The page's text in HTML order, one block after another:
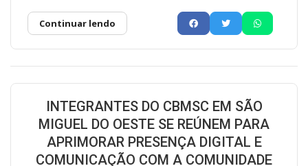
Continuar lendo
INTEGRANTES DO CBMSC EM SÃO
MIGUEL DO OESTE SE REÚNEM PARA
APRIMORAR PRESENÇA DIGITAL E
COMUNICAÇÃO COM A COMUNIDADE